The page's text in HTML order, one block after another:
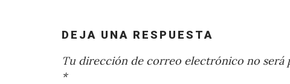
DEJA UNA RESPUESTA
Tu dirección de correo electrónico no será
*